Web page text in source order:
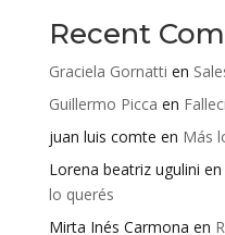
Recent
Graciela Gornatti en
Guillermo Picca en
juan luis comte en Más
Lorena beatriz ugulini en
lo querés
Mirta Inés Carmona en